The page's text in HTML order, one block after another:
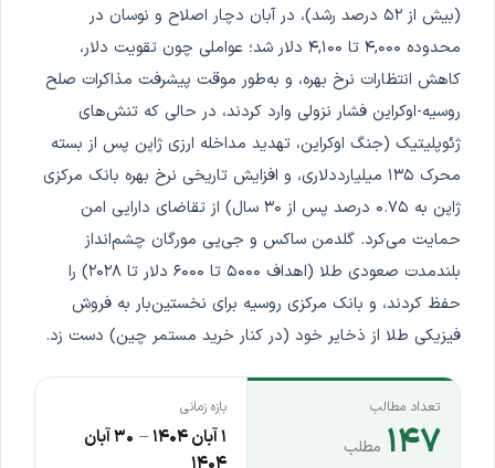
(بیش از ۵۲ درصد رشد)، در آبان دچار اصلاح و نوسان در
محدوده ۴,۰۰۰ تا ۴,۱۰۰ دلار شد؛ عواملی چون تقویت دلار،
کاهش انتظارات نرخ بهره، و به‌طور موقت پیشرفت مذاکرات صلح
روسیه-اوکراین فشار نزولی وارد کردند، در حالی که تنش‌های
ژئوپلیتیک (جنگ اوکراین، تهدید مداخله ارزی ژاپن پس از بسته
محرک ۱۳۵ میلیارددلاری، و افزایش تاریخی نرخ بهره بانک مرکزی
ژاپن به ۰.۷۵ درصد پس از ۳۰ سال) از تقاضای دارایی امن
حمایت می‌کرد. گلدمن ساکس و جی‌پی مورگان چشم‌انداز
بلندمدت صعودی طلا (اهداف ۵۰۰۰ تا ۶۰۰۰ دلار تا ۲۰۲۸) را
حفظ کردند، و بانک مرکزی روسیه برای نخستین‌بار به فروش
فیزیکی طلا از ذخایر خود (در کنار خرید مستمر چین) دست زد.
تعداد مطالب
۱۴۷ مطلب
بازه زمانی
۱ آبان ۱۴۰۴ –
۳۰ آبان